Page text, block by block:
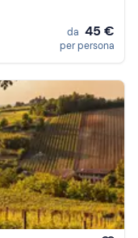
da 45 €
per persona